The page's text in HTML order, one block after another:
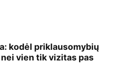
kodėl priklausomybių
vien tik vizitas pas